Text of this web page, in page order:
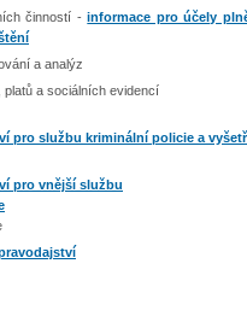
činností -informace pro účely
a analýz
a sociálních evidencí
pro službu kriminální policie a
pro vnější službu